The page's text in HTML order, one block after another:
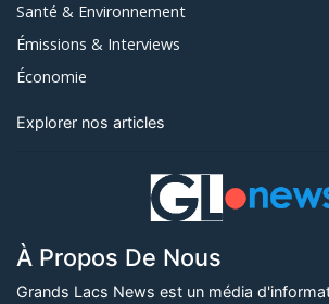
Santé & Environnement
Émissions & Interviews
Économie
Explorer nos articles
À Propos De Nous
Grands Lacs News est un média